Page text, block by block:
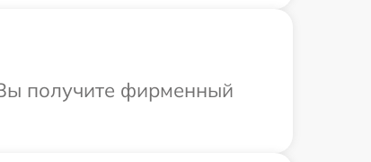
получите фирменный